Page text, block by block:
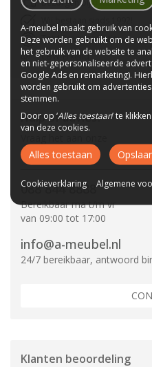
Bezorgen bij u thuis
Tot 10 jaar garantie
CBW-Erkend
Hulp of advies?
specialisten.
088 844 8888
Bereikbaar ma t/m vr
van 09:00 tot 17:00
info@a-meubel.nl
24/7 bereikbaar, antwoord
Klanten beoordeling
A-meubel maakt gebruik van
Deze worden gebruikt om de
het gebruik van de website te
en niet-gepersonaliseerde
Google Ads en remarketing).
worden gebruikt om
stemmen.
Door op ‘Alles toestaan’ te
van deze cookies.
Alles toestaan
Cookieverklaring Algemene